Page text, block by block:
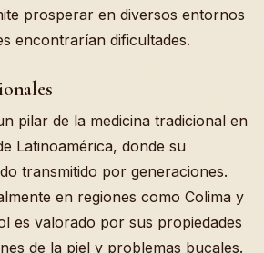
prosperar en diversos entornos
encontrarían dificultades.
pilar de la medicina tradicional en
Latinoamérica, donde su
transmitido por generaciones.
en regiones como Colima y
es valorado por sus propiedades
de la piel y problemas bucales.